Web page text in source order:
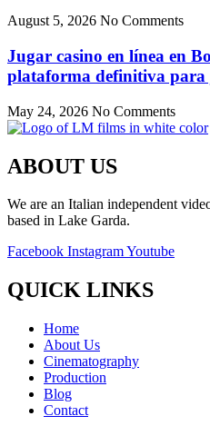
August 5, 2026 No Comments
Jugar casino en línea en
plataforma definitiva para
May 24, 2026 No Comments
ABOUT US
We are an Italian independent
based in Lake Garda.
Facebook InstagramYoutube
QUICK LINKS
Home
About Us
Cinematography
Production
Blog
Contact